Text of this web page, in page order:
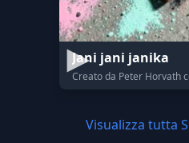
Jani jani janika
Creato da Peter Horvath
Visualizza tutta